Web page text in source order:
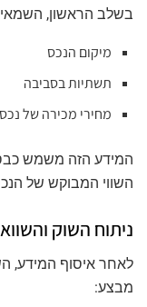
בשלב הראשון,
מיקום הנכס
תשתיות בסביבה
מחירי מכירה של
המידע הזה משמש
השווי המבוקש של
ניתוח השוק
לאחר איסוף המידע,
מבצע: